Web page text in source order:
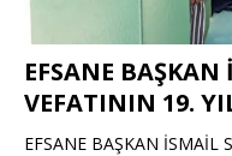
EFSANE
VEFATININ 19.
EFSANE BAŞKAN İSMAİL